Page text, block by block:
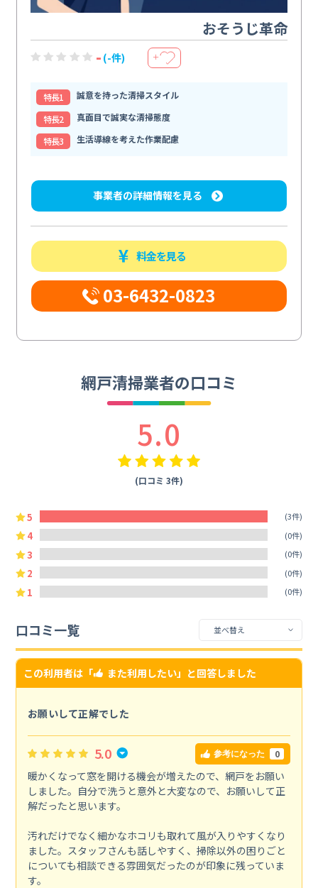
おそうじ革命
- (-件) ＋
特⻑1
誠意を持った清掃スタイル
特⻑2
真面目で誠実な清掃態度
特⻑3
生活導線を考えた作業配慮
事業者の詳細情報を見る
料金を見る
03-6432-0823
網戸清掃業者の口コミ
5.0
(口コミ 3件)
5 (3件)
4 (0件)
3 (0件)
2 (0件)
1 (0件)
口コミ一覧
この利用者は「 また利用したい」と回答しました
お願いして正解でした
5.0 参考になった 0
暖かくなって窓を開ける機会が増えたので、網戸をお願い
しました。自分で洗うと意外と大変なので、お願いして正
解だったと思います。
汚れだけでなく細かなホコリも取れて風が入りやすくなり
ました。スタッフさんも話しやすく、掃除以外の困りごと
についても相談できる雰囲気だったのが印象に残っていま
す。